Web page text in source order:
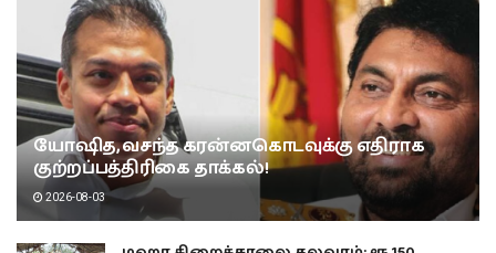
யோஷித, வசந்த கரன்னகொடவுக்கு எதிராக
குற்றப்பத்திரிகை தாக்கல்!
2026-08-03